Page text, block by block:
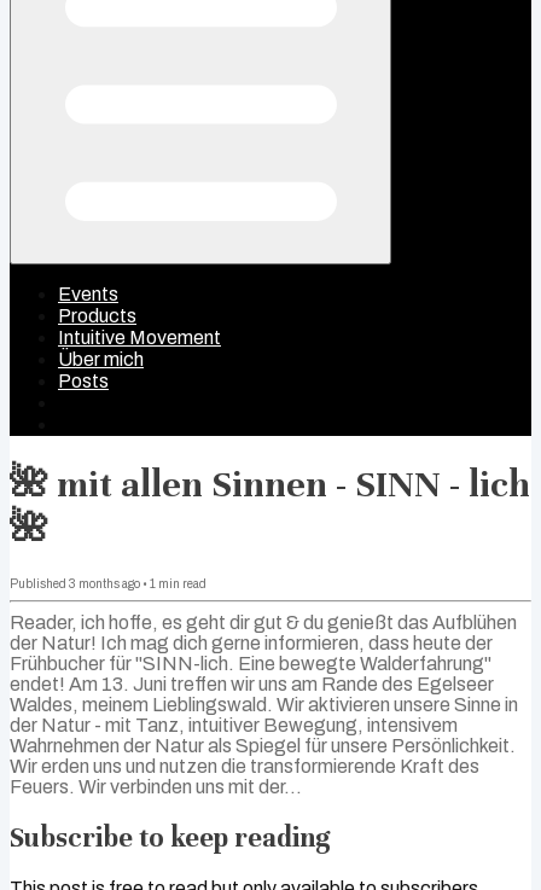
Events
Products
Intuitive Movement
Über mich
Posts
🌺 mit allen Sinnen - SINN - lich
🌺
Published 3 months ago • 1 min read
Reader, ich hoffe, es geht dir gut & du genießt das Aufblühen
der Natur! Ich mag dich gerne informieren, dass heute der
Frühbucher für "SINN-lich. Eine bewegte Walderfahrung"
endet! Am 13. Juni treffen wir uns am Rande des Egelseer
Waldes, meinem Lieblingswald. Wir aktivieren unsere Sinne in
der Natur - mit Tanz, intuitiver Bewegung, intensivem
Wahrnehmen der Natur als Spiegel für unsere Persönlichkeit.
Wir erden uns und nutzen die transformierende Kraft des
Feuers. Wir verbinden uns mit der...
Subscribe to keep reading